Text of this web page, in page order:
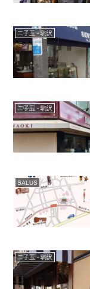
二子玉 - 駒沢
二子玉 - 駒沢
SALUS
二子玉 - 駒沢